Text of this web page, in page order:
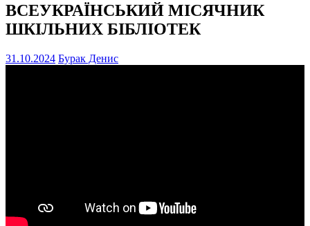
ВСЕУКРАЇНСЬКИЙ МІСЯЧНИК
ШКІЛЬНИХ БІБЛІОТЕК
31.10.2024 Бурак Денис